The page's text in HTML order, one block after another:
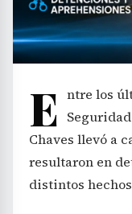
E ntre los
Chaves llevó a
resultaron en
distintos